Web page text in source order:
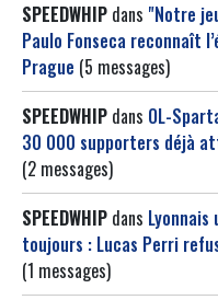
SPEEDWHIP dans "Notre
Paulo Fonseca reconnaît
Prague (5 messages)
SPEEDWHIP dans OL-
30 000 supporters déjà
(2 messages)
SPEEDWHIP dans Lyonnais
toujours : Lucas Perri
(1 messages)